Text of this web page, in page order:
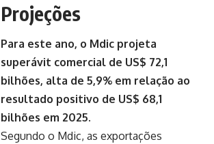
Projeções
Para este ano, o Mdic projeta
superávit comercial de US$ 72,1
bilhões, alta de 5,9% em relação ao
resultado positivo de US$ 68,1
bilhões em 2025.
Segundo o Mdic, as exportações